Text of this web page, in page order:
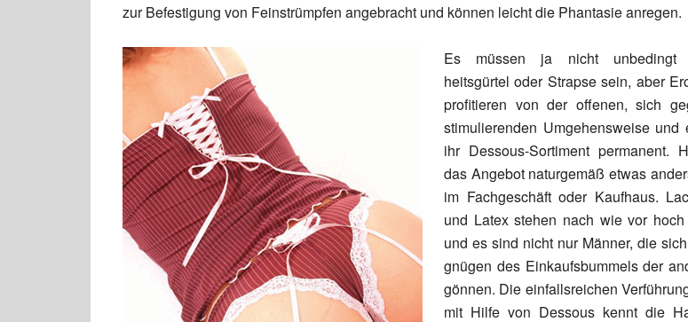
zur Befestigung von Feinstrümpfen angebracht und können leicht die Phantasie anregen.
Es müssen ja nicht unbedingt
heitsgürtel oder Strapse sein, aber
profitieren von der offenen, sich
stimulierenden Umgehensweise und
ihr Dessous-Sortiment permanent.
das Angebot naturgemäß etwas
im Fachgeschäft oder Kaufhaus.
und Latex stehen nach wie vor
und es sind nicht nur Männer, die
gnügen des Einkaufsbummels der
gönnen. Die einfallsreichen
mit Hilfe von Dessous kennt die